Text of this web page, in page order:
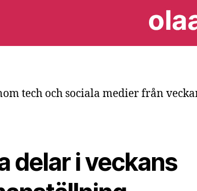
tech och sociala medier från
delar i veckans